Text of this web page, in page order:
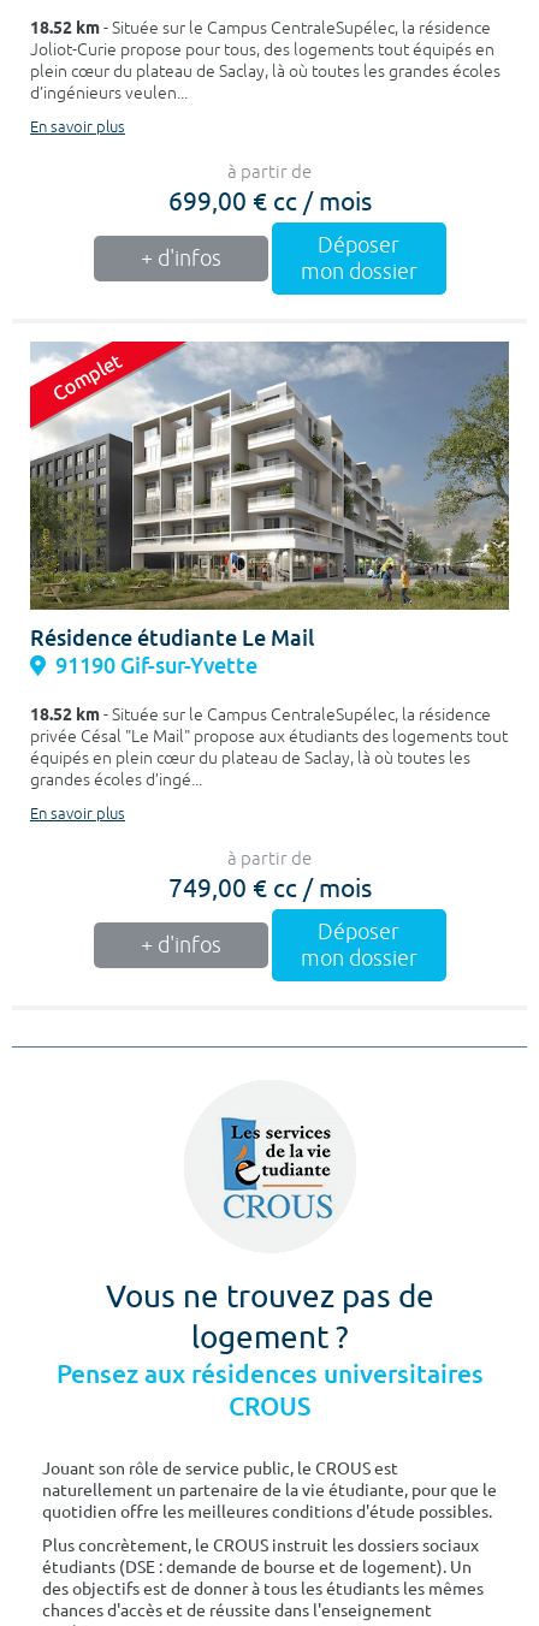
18.52 km- Située sur le Campus CentraleSupélec, la résidence
Joliot-Curie propose pour tous, des logements tout équipés en
plein cœur du plateau de Saclay, là où toutes les grandes écoles
d’ingénieurs veulen...
En savoir plus
à partir de
699,00 € cc / mois
+ d'infos
Déposer
mon dossier
Résidence étudiante Le Mail
91190 Gif-sur-Yvette
18.52 km- Située sur le Campus CentraleSupélec, la résidence
privée Césal "Le Mail" propose aux étudiants des logements tout
équipés en plein cœur du plateau de Saclay, là où toutes les
grandes écoles d’ingé...
En savoir plus
à partir de
749,00 € cc / mois
+ d'infos
Déposer
mon dossier
Vous ne trouvez pas de
logement ?
Pensez aux résidences universitaires
CROUS
Jouant son rôle de service public, le CROUS est
naturellement un partenaire de la vie étudiante, pour que le
quotidien offre les meilleures conditions d'étude possibles.
Plus concrètement, le CROUS instruit les dossiers sociaux
étudiants (DSE : demande de bourse et de logement). Un
des objectifs est de donner à tous les étudiants les mêmes
chances d'accès et de réussite dans l'enseignement